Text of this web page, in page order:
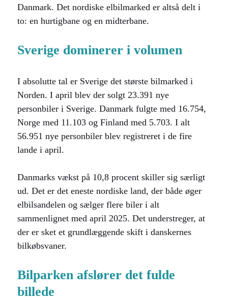
Danmark. Det nordiske elbilmarked er altså delt i
to: en hurtigbane og en midterbane.
Sverige dominerer i volumen
I absolutte tal er Sverige det største bilmarked i
Norden. I april blev der solgt 23.391 nye
personbiler i Sverige. Danmark fulgte med 16.754,
Norge med 11.103 og Finland med 5.703. I alt
56.951 nye personbiler blev registreret i de fire
lande i april.
Danmarks vækst på 10,8 procent skiller sig særligt
ud. Det er det eneste nordiske land, der både øger
elbilsandelen og sælger flere biler i alt
sammenlignet med april 2025. Det understreger, at
der er sket et grundlæggende skift i danskernes
bilkøbsvaner.
Bilparken afslører det fulde
billede